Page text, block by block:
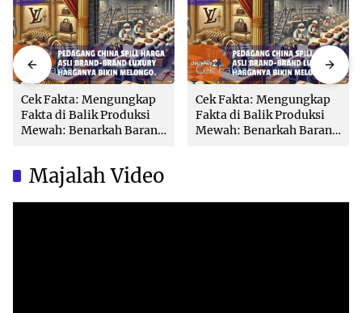
Cek Fakta
Cek Fakta: Mengungkap
Fakta di Balik Produksi
Mewah: Benarkah Barang
Cek Fakta
Cek Fakta: Mengungkap
Fakta di Balik Produksi
Mewah: Benarkah Barang
Majalah Video